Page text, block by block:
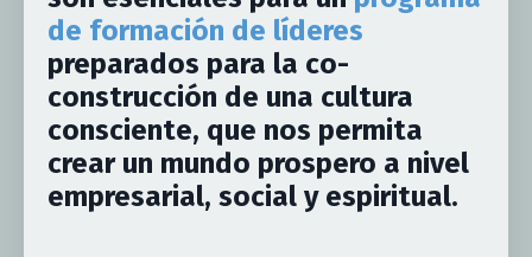
de formación de líderes
preparados para la co-
construcción de una cultura
consciente, que nos permita
crear un mundo prospero a nivel
empresarial, social y espiritual.